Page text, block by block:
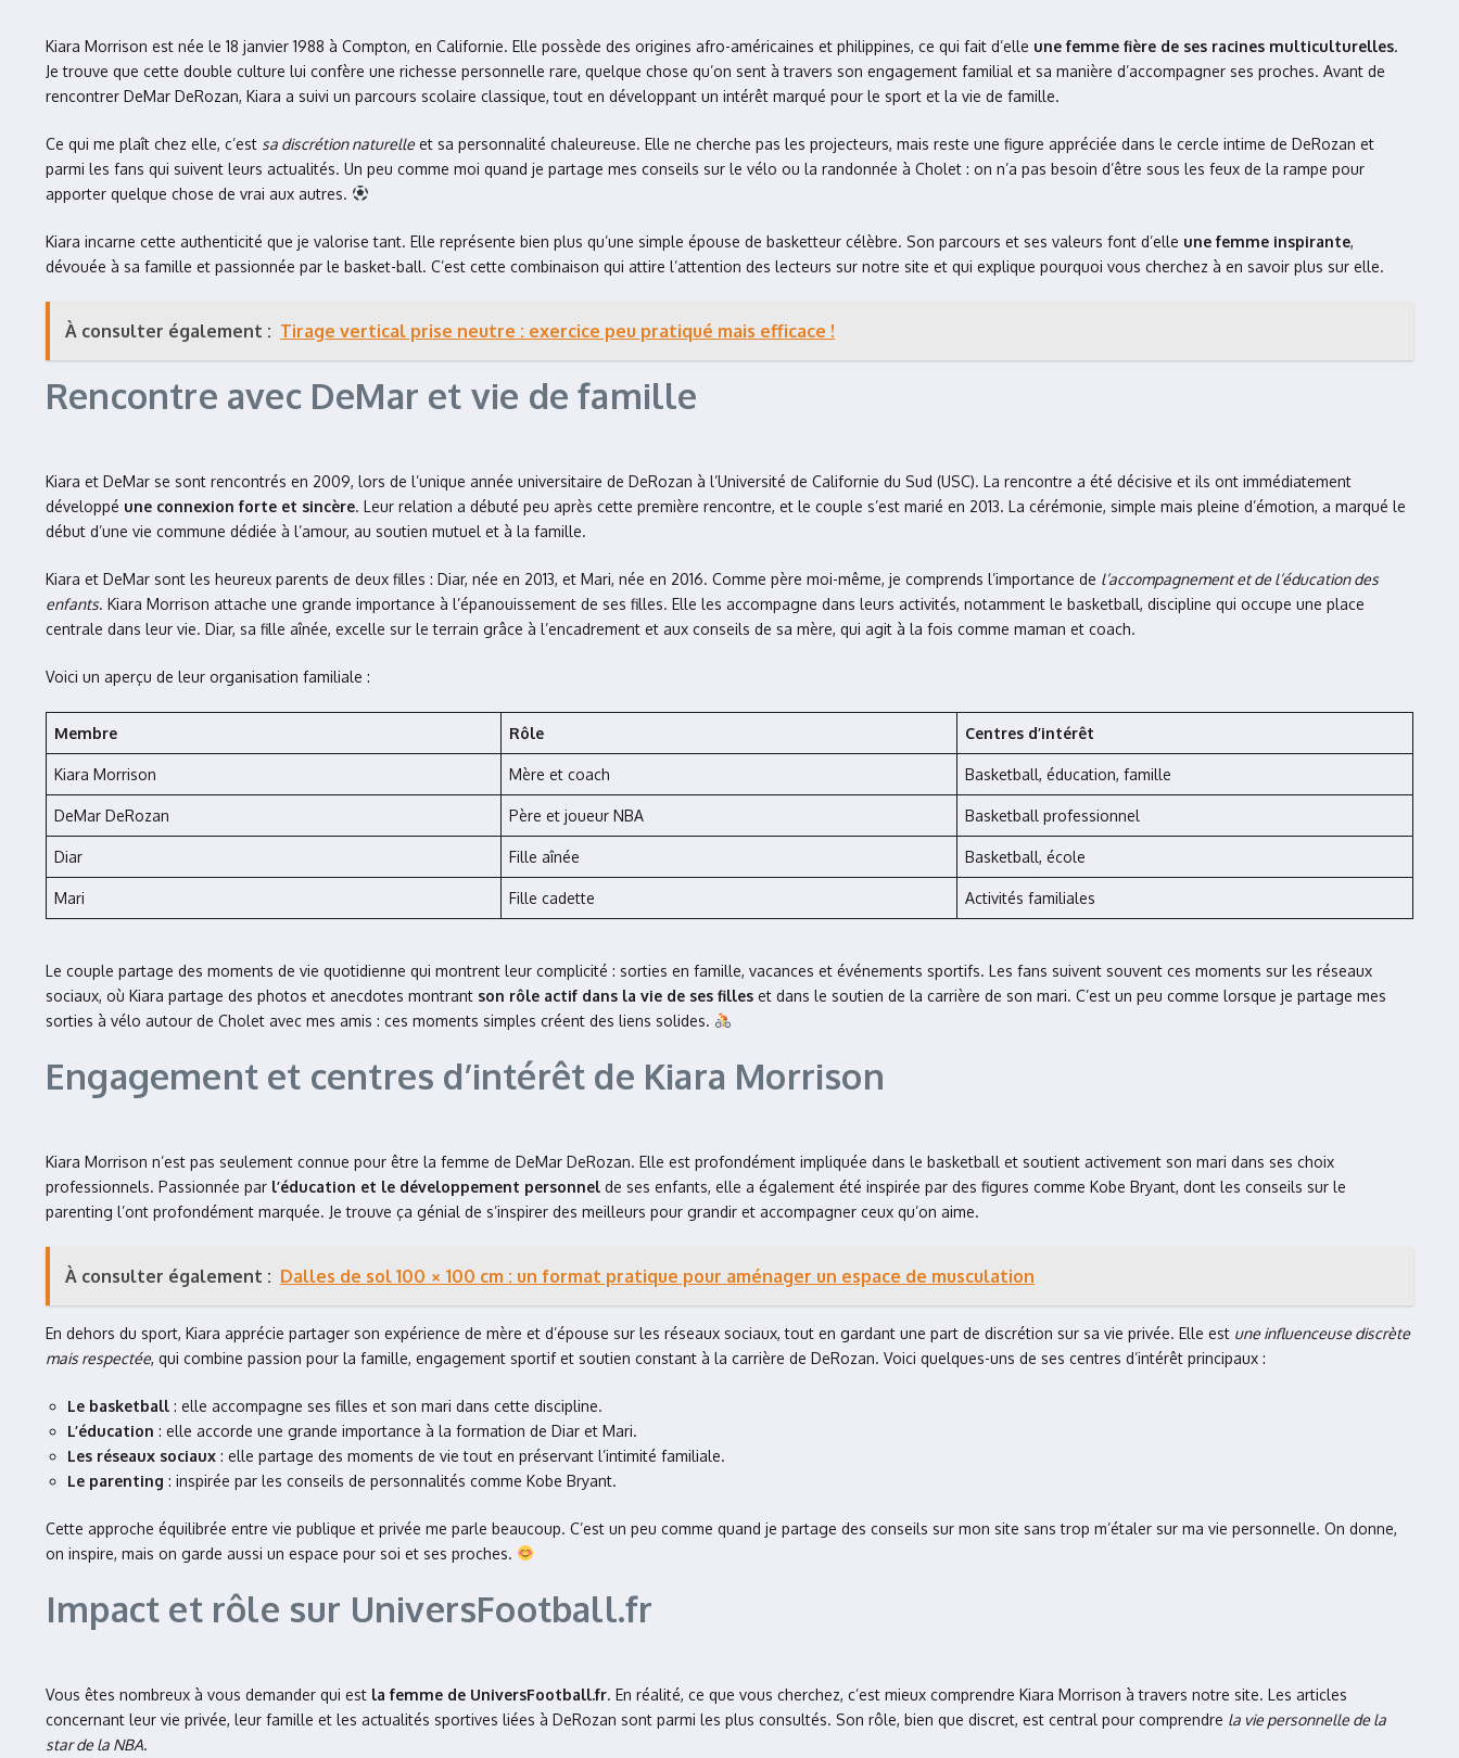
Kiara Morrison est née le 18 janvier 1988 à Compton, en Californie. Elle possède des origines afro-américaines et philippines, ce qui fait d’elle une femme fière de ses racines multiculturelles.
Je trouve que cette double culture lui confère une richesse personnelle rare, quelque chose qu’on sent à travers son engagement familial et sa manière d’accompagner ses proches. Avant de
rencontrer DeMar DeRozan, Kiara a suivi un parcours scolaire classique, tout en développant un intérêt marqué pour le sport et la vie de famille.
Ce qui me plaît chez elle, c’est sa discrétion naturelleet sa personnalité chaleureuse. Elle ne cherche pas les projecteurs, mais reste une figure appréciée dans le cercle intime de DeRozan et
parmi les fans qui suivent leurs actualités. Un peu comme moi quand je partage mes conseils sur le vélo ou la randonnée à Cholet : on n’a pas besoin d’être sous les feux de la rampe pour
apporter quelque chose de vrai aux autres.
Kiara incarne cette authenticité que je valorise tant. Elle représente bien plus qu’une simple épouse de basketteur célèbre. Son parcours et ses valeurs font d’elle une femme inspirante,
dévouée à sa famille et passionnée par le basket-ball. C’est cette combinaison qui attire l’attention des lecteurs sur notre site et qui explique pourquoi vous cherchez à en savoir plus sur elle.
À consulter également : Tirage vertical prise neutre : exercice peu pratiqué mais efficace !
Rencontre avec DeMar et vie de famille
Kiara et DeMar se sont rencontrés en 2009, lors de l’unique année universitaire de DeRozan à l’Université de Californie du Sud (USC). La rencontre a été décisive et ils ont immédiatement
développé une connexion forte et sincère. Leur relation a débuté peu après cette première rencontre, et le couple s’est marié en 2013. La cérémonie, simple mais pleine d’émotion, a marqué le
début d’une vie commune dédiée à l’amour, au soutien mutuel et à la famille.
Kiara et DeMar sont les heureux parents de deux filles : Diar, née en 2013, et Mari, née en 2016. Comme père moi-même, je comprends l’importance de l’accompagnement et de l’éducation des
enfants. Kiara Morrison attache une grande importance à l’épanouissement de ses filles. Elle les accompagne dans leurs activités, notamment le basketball, discipline qui occupe une place
centrale dans leur vie. Diar, sa fille aînée, excelle sur le terrain grâce à l’encadrement et aux conseils de sa mère, qui agit à la fois comme maman et coach.
Voici un aperçu de leur organisation familiale :
Membre Rôle Centres d’intérêt
Kiara Morrison Mère et coach Basketball, éducation, famille
DeMar DeRozan Père et joueur NBA Basketball professionnel
Diar Fille aînée Basketball, école
Mari Fille cadette Activités familiales
Le couple partage des moments de vie quotidienne qui montrent leur complicité : sorties en famille, vacances et événements sportifs. Les fans suivent souvent ces moments sur les réseaux
sociaux, où Kiara partage des photos et anecdotes montrant son rôle actif dans la vie de ses filles et dans le soutien de la carrière de son mari. C’est un peu comme lorsque je partage mes
sorties à vélo autour de Cholet avec mes amis : ces moments simples créent des liens solides.
Engagement et centres d’intérêt de Kiara Morrison
Kiara Morrison n’est pas seulement connue pour être la femme de DeMar DeRozan. Elle est profondément impliquée dans le basketball et soutient activement son mari dans ses choix
professionnels. Passionnée par l’éducation et le développement personnel de ses enfants, elle a également été inspirée par des figures comme Kobe Bryant, dont les conseils sur le
parenting l’ont profondément marquée. Je trouve ça génial de s’inspirer des meilleurs pour grandir et accompagner ceux qu’on aime.
À consulter également : Dalles de sol 100 × 100 cm : un format pratique pour aménager un espace de musculation
En dehors du sport, Kiara apprécie partager son expérience de mère et d’épouse sur les réseaux sociaux, tout en gardant une part de discrétion sur sa vie privée. Elle est une influenceuse discrète
mais respectée, qui combine passion pour la famille, engagement sportif et soutien constant à la carrière de DeRozan. Voici quelques-uns de ses centres d’intérêt principaux :
Le basketball : elle accompagne ses filles et son mari dans cette discipline.
L’éducation : elle accorde une grande importance à la formation de Diar et Mari.
Les réseaux sociaux : elle partage des moments de vie tout en préservant l’intimité familiale.
Le parenting : inspirée par les conseils de personnalités comme Kobe Bryant.
Cette approche équilibrée entre vie publique et privée me parle beaucoup. C’est un peu comme quand je partage des conseils sur mon site sans trop m’étaler sur ma vie personnelle. On donne,
on inspire, mais on garde aussi un espace pour soi et ses proches.
Impact et rôle sur UniversFootball.fr
Vous êtes nombreux à vous demander qui est la femme de UniversFootball.fr. En réalité, ce que vous cherchez, c’est mieux comprendre Kiara Morrison à travers notre site. Les articles
concernant leur vie privée, leur famille et les actualités sportives liées à DeRozan sont parmi les plus consultés. Son rôle, bien que discret, est central pour comprendre la vie personnelle de la
star de la NBA.